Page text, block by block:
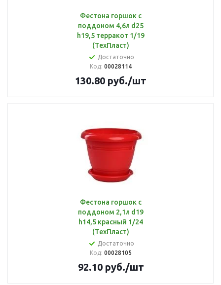
Фестона горшок с
поддоном 4,6л d25
h19,5 терракот 1/19
(ТехПласт)
Достаточно
Код: 00028114
130.80 руб./шт
Фестона горшок с
поддоном 2,1л d19
h14,5 красный 1/24
(ТехПласт)
Достаточно
Код: 00028105
92.10руб./шт